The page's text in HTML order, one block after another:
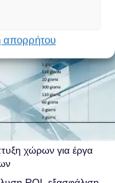
απορρήτου
νέων έργων
χώρων για έργα